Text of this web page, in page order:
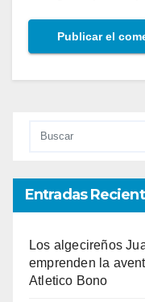
Entradas
Los algecireños
emprenden la
Atletico Bono